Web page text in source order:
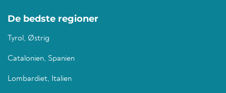
De bedste regioner
Tyrol, Østrig
Catalonien, Spanien
Lombardiet, Italien